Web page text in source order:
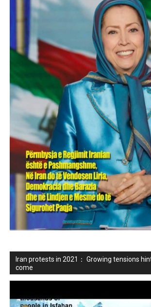
Iran protests in 2021： Growing tensions
come